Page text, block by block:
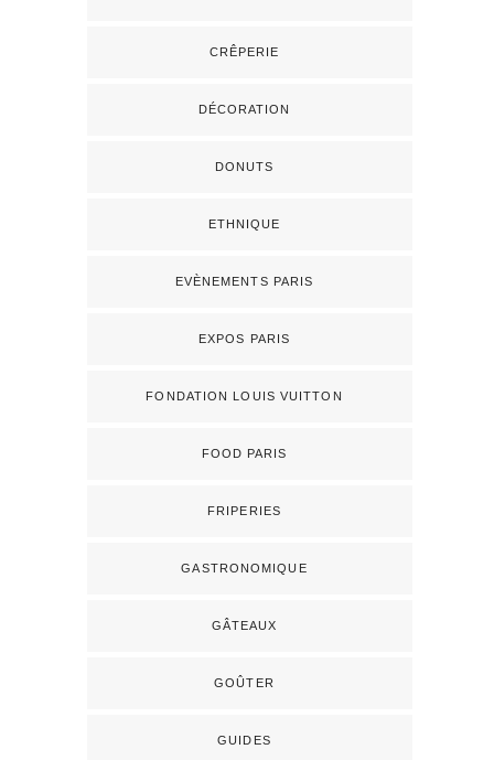
CRÊPERIE
DÉCORATION
DONUTS
ETHNIQUE
EVÈNEMENTS PARIS
EXPOS PARIS
FONDATION LOUIS VUITTON
FOOD PARIS
FRIPERIES
GASTRONOMIQUE
GÂTEAUX
GOÛTER
GUIDES